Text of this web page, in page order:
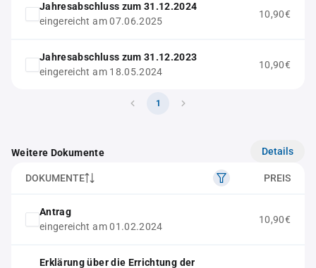
Jahresabschluss zum 31.12.2024
eingereicht am 07.06.2025
10,90€
Jahresabschluss zum 31.12.2023
eingereicht am 18.05.2024
10,90€
1
Weitere Dokumente Details
DOKUMENTE PREIS
Antrag
eingereicht am 01.02.2024
10,90€
Erklärung über die Errichtung der